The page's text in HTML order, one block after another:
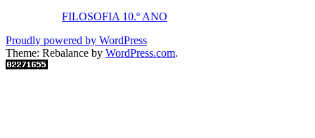
FILOSOFIA 10.º ANO
Proudly powered by WordPress
Theme: Rebalance by WordPress.com.